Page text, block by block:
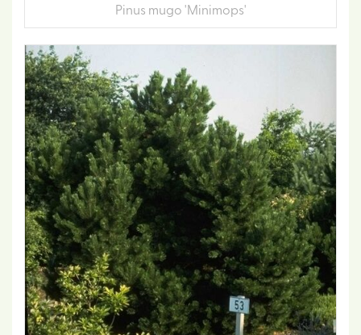
Pinus mugo 'Minimops'